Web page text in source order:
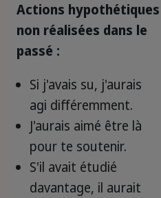
Actions hypothétiques
non réalisées dans le
passé :
Si j'avais su, j'aurais
agi différemment.
J'aurais aimé être là
pour te soutenir.
S'il avait étudié
davantage, il aurait